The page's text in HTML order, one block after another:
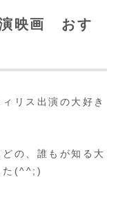
映画 おす
リス出演の大好き
の、誰もが知る大
た(^^;)